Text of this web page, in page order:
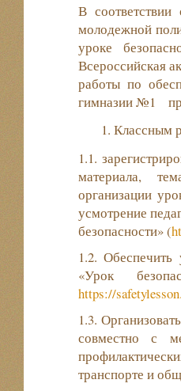
В
молодежной
уроке
Всероссийская
работы по
гимназии №1
Классным
1.1.
материала,
организации
усмотрение
безопасности» (
1.2.
«Урок
https://
1.3.
совместно с
транспорте и